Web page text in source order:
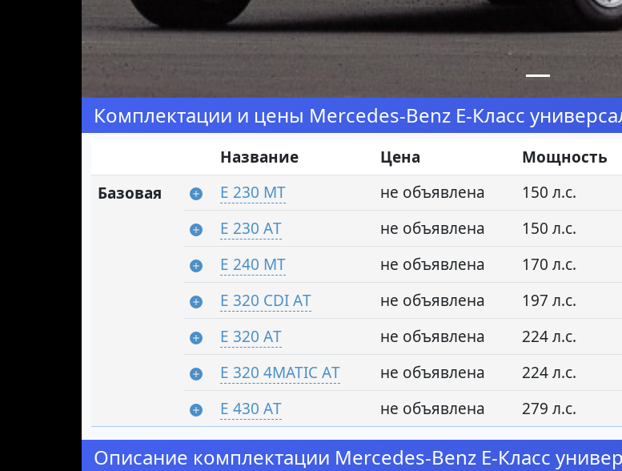
Комплектации и цены Mercedes-Benz E-Класс
Название Цена Мощность
Базовая
E 230 MT не объявлена 150 л.с.
E 230 АT
не объявлена 150 л.с.
E 240 MT
не объявлена 170 л.с.
E 320 CDI АT
не объявлена 197 л.с.
E 320 АT
не объявлена 224 л.с.
E 320 4MATIC АT
не объявлена 224 л.с.
E 430 АT
не объявлена 279 л.с.
Описание комплектации Mercedes-Benz E-Класс